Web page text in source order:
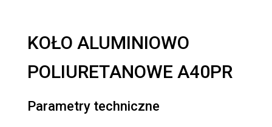
KOŁO ALUMINIOWO
POLIURETANOWE A40PR
Parametry techniczne